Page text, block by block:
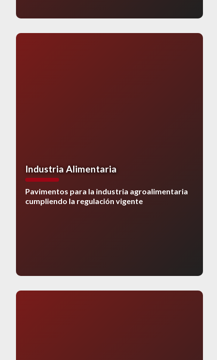
Industria Alimentaria
Pavimentos para la industria agroalimentaria
cumpliendo la regulación vigente